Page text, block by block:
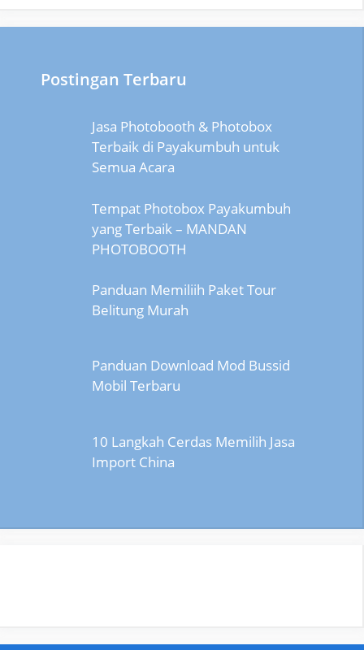
Postingan Terbaru
Jasa Photobooth & Photobox
Terbaik di Payakumbuh untuk
Semua Acara
Tempat Photobox Payakumbuh
yang Terbaik – MANDAN
PHOTOBOOTH
Panduan Memiliih Paket Tour
Belitung Murah
Panduan Download Mod Bussid
Mobil Terbaru
10 Langkah Cerdas Memilih Jasa
Import China